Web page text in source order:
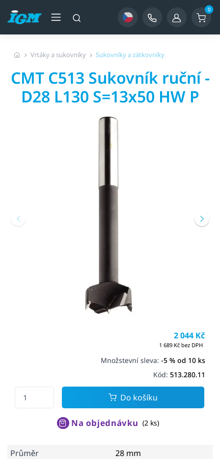
0
Vrtáky a sukovníky Sukovníky a zátkovníky
CMT C513 Sukovník ruční -
D28 L130 S=13x50 HW P
2 044 Kč
1 689 Kč bez DPH
Množstevní sleva: -5 % od 10 ks
Kód: 513.280.11
Do košíku
Na objednávku (2 ks)
Průměr
28 mm